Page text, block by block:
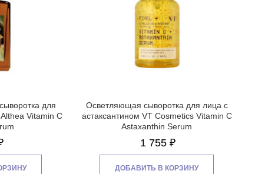
для
Vitamin C
Осветляющая сыворотка для лица с
астаксантином VT Cosmetics Vitamin C
Astaxanthin Serum
1 755 ₽
ДОБАВИТЬ В КОРЗИНУ